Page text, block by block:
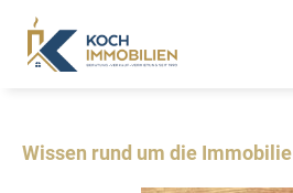
Wissen rund um die Immobilie